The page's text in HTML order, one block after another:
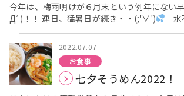
今年は、梅雨明けが６月末という例年にない
Дﾟ)！！ 連日、猛暑日が続き・・(;'∀')
水
気になりますが・・ 皆さま、熱中症にならな
活用し、こまめに水分補給をお忘れないよう
て・・
七月七日は、七夕
も、恒例の「笹
」が届き・・皆さま思い思
飾っていただきました！！ 嬉し
激でございます！！ こちらこそ、いつもあり
2022.07.07
お食事
七夕そうめん2022！